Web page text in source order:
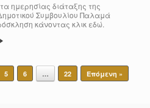
ημερησίας διάταξης της
Συμβουλίου Παλαμά
κάνοντας κλικ εδώ.
5 6 … 22 Επόμενη »